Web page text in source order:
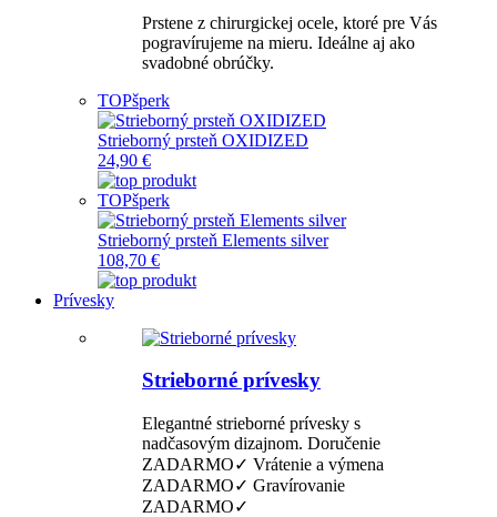
Prstene z chirurgickej ocele, ktoré pre Vás
pogravírujeme na mieru. Ideálne aj ako
svadobné obrúčky.
TOPšperk
Strieborný prsteň OXIDIZED
24,90 €
TOPšperk
Strieborný prsteň Elements silver
108,70 €
Prívesky
Strieborné prívesky
Elegantné strieborné prívesky s
nadčasovým dizajnom. Doručenie
ZADARMO✓ Vrátenie a výmena
ZADARMO✓ Gravírovanie
ZADARMO✓